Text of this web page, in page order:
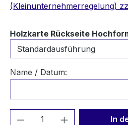
(Kleinunternehmerregelung)
Holzkarte Rückseite
Name / Datum:
Produkt Anzahl: Gib
In